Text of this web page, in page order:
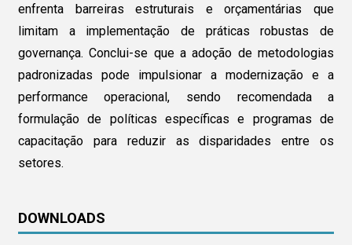
enfrenta barreiras estruturais e orçamentárias que
limitam a implementação de práticas robustas de
governança. Conclui-se que a adoção de metodologias
padronizadas pode impulsionar a modernização e a
performance operacional, sendo recomendada a
formulação de políticas específicas e programas de
capacitação para reduzir as disparidades entre os
setores.
DOWNLOADS